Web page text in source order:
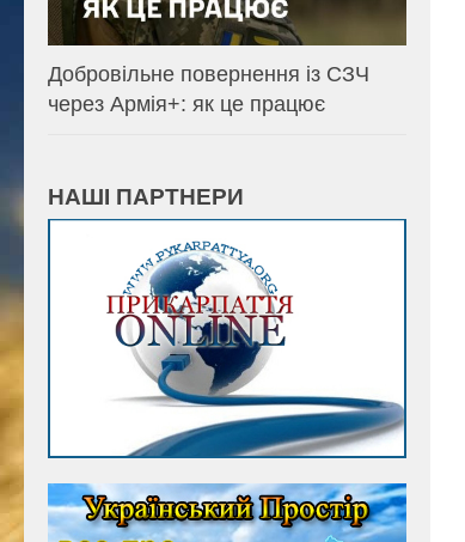
Добровільне повернення із СЗЧ
через Армія+: як це працює
НАШІ ПАРТНЕРИ